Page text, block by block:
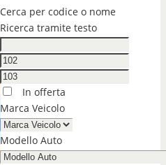
Cerca per codice o nome
Ricerca tramite testo
In offerta
Marca Veicolo
Modello Auto